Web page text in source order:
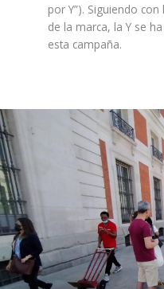
por Y”). Siguiendo
de la marca, la Y se
esta campaña.